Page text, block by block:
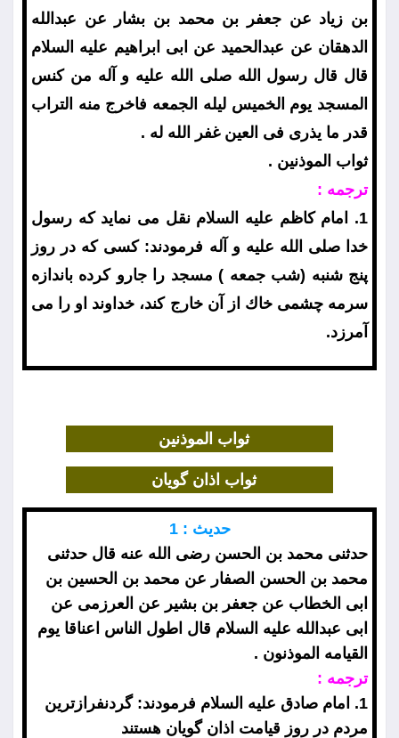
بن زياد عن جعفر بن محمد بن بشار عن عبدالله
الدهقان عن عبدالحميد عن ابى ابراهيم عليه السلام
قال قال رسول الله صلى الله عليه و آله من كنس
المسجد يوم الخميس ليله الجمعه فاخرج منه التراب
قدر ما يذرى فى العين غفر الله له .
ثواب الموذنين .
ترجمه :
1. امام كاظم عليه السلام نقل مى نمايد كه رسول
خدا صلى الله عليه و آله فرمودند: كسى كه در روز
پنج شنبه (شب جمعه ) مسجد را جارو كرده باندازه
سرمه چشمى خاك از آن خارج كند، خداوند او را مى
آمرزد.
ثواب الموذنين
ثواب اذان گويان
حديث : 1
حدثنى محمد بن الحسن رضى الله عنه قال حدثنى
محمد بن الحسن الصفار عن محمد بن الحسين بن
ابى الخطاب عن جعفر بن بشير عن العرزمى عن
ابى عبدالله عليه السلام قال اطول الناس اعناقا يوم
القيامه الموذنون .
ترجمه :
1. امام صادق عليه السلام فرمودند: گردنفرازترين
مردم در روز قيامت اذان گويان هستند